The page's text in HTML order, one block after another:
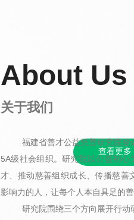
About Us
关于我们
查看更多
福建省善才公益慈善研究院登
5A级社会组织。研究院以公益初
才、推动慈善组织成长、传播慈善
影响力的人，让每个人本自具足的
研究院围绕三个方向展开行动